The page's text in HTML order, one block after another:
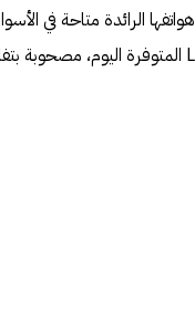
هواتفها الرائدة متاحة في